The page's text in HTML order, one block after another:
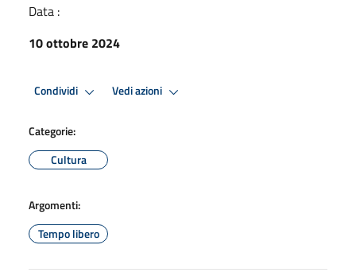
Data :
10 ottobre 2024
Condividi Vedi azioni
Categorie:
Cultura
Argomenti:
Tempo libero